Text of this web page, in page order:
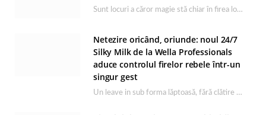
Sunt locuri a căror magie stă chiar în firea lor naturală, iar Lacul Ursu din…
Netezire oricând, oriunde: noul 24/7
Silky Milk de la Wella Professionals
aduce controlul firelor rebele într-un
singur gest
Un leave in sub forma lăptoasă, fără clătire care completează rutina Ultimate Smooth și transformă…